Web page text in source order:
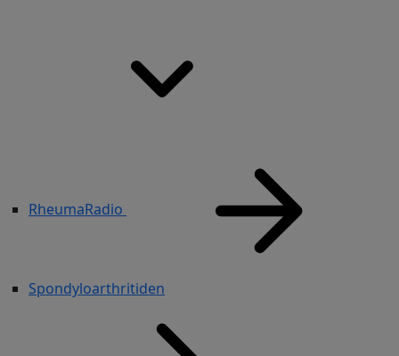
RheumaRadio
Spondyloarthritiden